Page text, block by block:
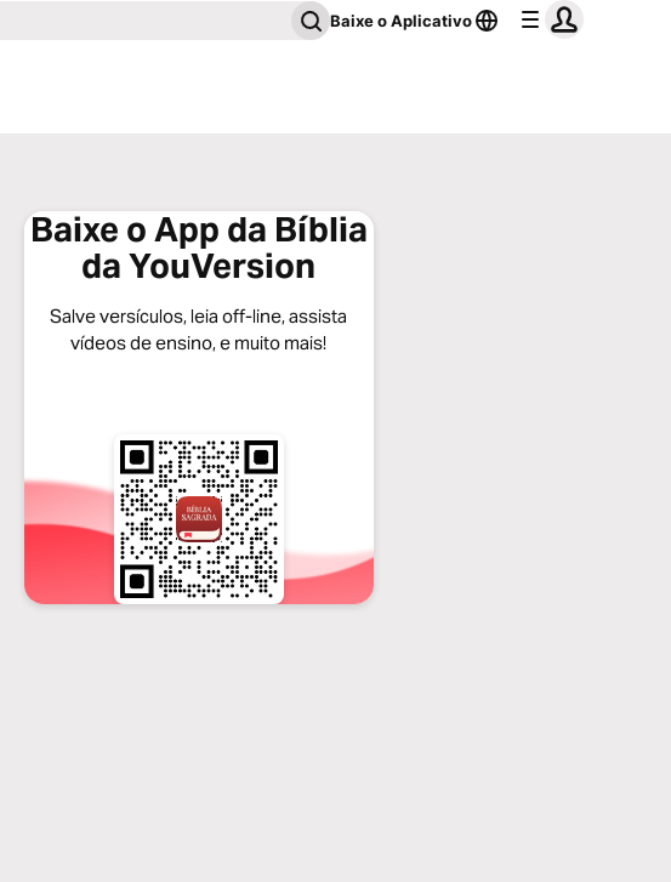
Baixe o Aplicativo
Baixe o App da Bíblia
da YouVersion
Salve versículos, leia off-line, assista
vídeos de ensino, e muito mais!